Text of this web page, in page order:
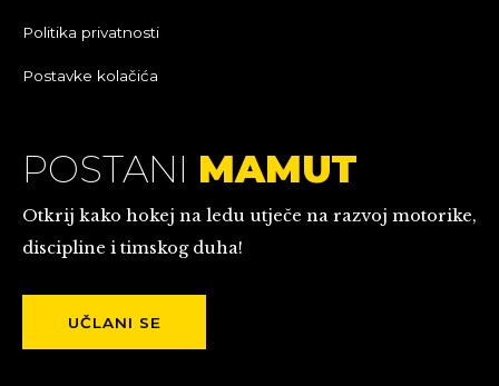
Politika privatnosti
Postavke kolačića
POSTANI MAMUT
Otkrij kako hokej na ledu utječe na razvoj motorike,
discipline i timskog duha!
UČLANI SE